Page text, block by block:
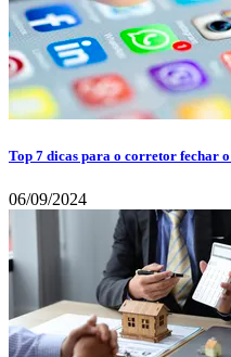
Top 7 dicas para o corretor fechar
06/09/2024